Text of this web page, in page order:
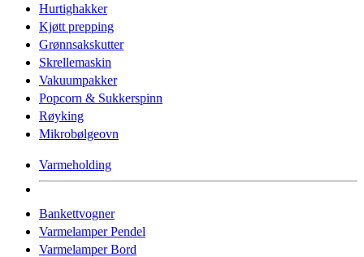
Hurtighakker
Kjøtt prepping
Grønnsakskutter
Skrellemaskin
Vakuumpakker
Popcorn & Sukkerspinn
Røyking
Mikrobølgeovn
Varmeholding
Bankettvogner
Varmelamper Pendel
Varmelamper Bord